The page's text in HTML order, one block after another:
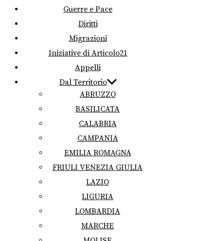
Guerre e Pace
Diritti
Migrazioni
Iniziative di Articolo21
Appelli
Dal Territorio
ABRUZZO
BASILICATA
CALABRIA
CAMPANIA
EMILIA ROMAGNA
FRIULI VENEZIA GIULIA
LAZIO
LIGURIA
LOMBARDIA
MARCHE